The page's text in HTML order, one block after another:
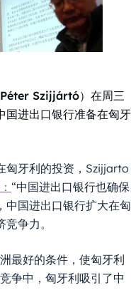
Szijjártó）在周三
国进出口银行准备在匈牙
匈牙利的投资，Szijjarto
“中国进出口银行也确保
中国进出口银行扩大在匈
争力。
最好的条件，使匈牙利
争中，匈牙利吸引了中